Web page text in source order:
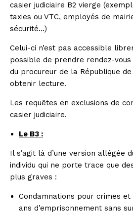
casier judiciaire B2 vierge
taxies ou VTC, employés de
sécurité…)
Celui-ci n’est pas accessible
possible de prendre rendez-
du procureur de la République
obtenir lecture.
Les requêtes en exclusions de
casier judiciaire.
Le B3 :
Il s’agit là d’une version allégée
individu qui ne porte trace que
plus graves :
Condamnations pour crimes
ans d’emprisonnement sans